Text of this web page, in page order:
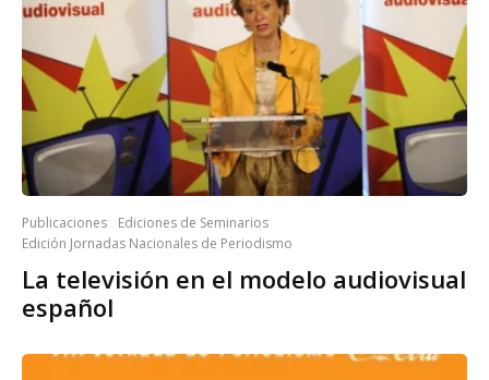
Publicaciones
Ediciones de Seminarios
Edición Jornadas Nacionales de Periodismo
La televisión en el modelo audiovisual
español